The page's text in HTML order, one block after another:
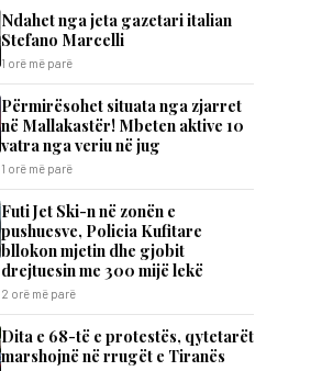
Ndahet nga jeta gazetari italian
Stefano Marcelli
1 orë më parë
Përmirësohet situata nga zjarret
në Mallakastër! Mbeten aktive 10
vatra nga veriu në jug
1 orë më parë
Futi Jet Ski-n në zonën e
pushuesve, Policia Kufitare
bllokon mjetin dhe gjobit
drejtuesin me 300 mijë lekë
2 orë më parë
Dita e 68-të e protestës, qytetarët
marshojnë në rrugët e Tiranës